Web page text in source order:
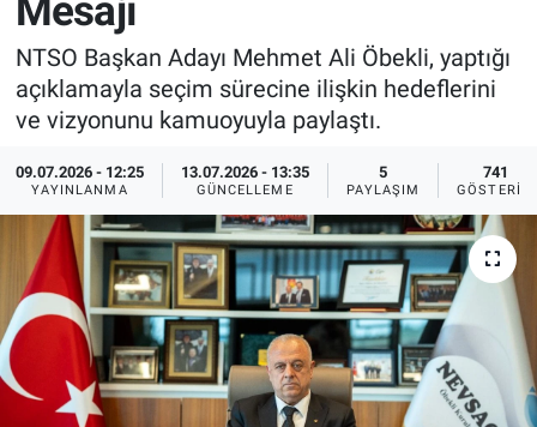
Mesajı
NTSO Başkan Adayı Mehmet Ali Öbekli, yaptığı
açıklamayla seçim sürecine ilişkin hedeflerini
ve vizyonunu kamuoyuyla paylaştı.
09.07.2026 - 12:25
YAYINLANMA
13.07.2026 - 13:35
GÜNCELLEME
5
PAYLAŞIM
741
GÖSTERIM
Sağlık
Yerel
Genel
Asayiş
İlan - Duyuru- Mesaj
Türkiye Gündemi
Sizden Gelenler
Yaşam
Sağlık
Eğitim
Kültür
İlan - Duyuru- Mesaj
Türkiye Gündemi
Sizden Gelenler